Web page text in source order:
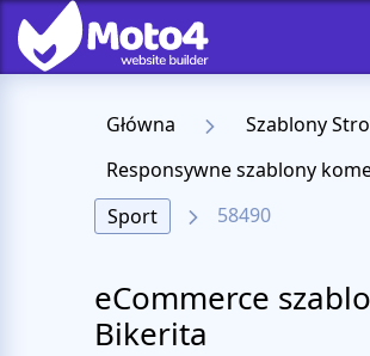
Główna
Szablony
Sport
58490
eCommerce
Bikerita